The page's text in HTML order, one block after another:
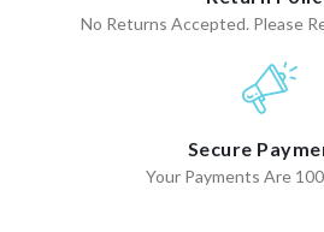
No Returns Accepted. Please
Secure
Your Payments Are